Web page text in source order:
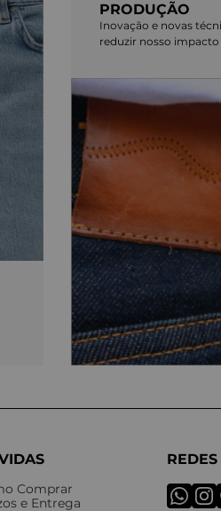
PRODUÇÃO
Inovação e novas
reduzir nosso
Comprar
e Entrega